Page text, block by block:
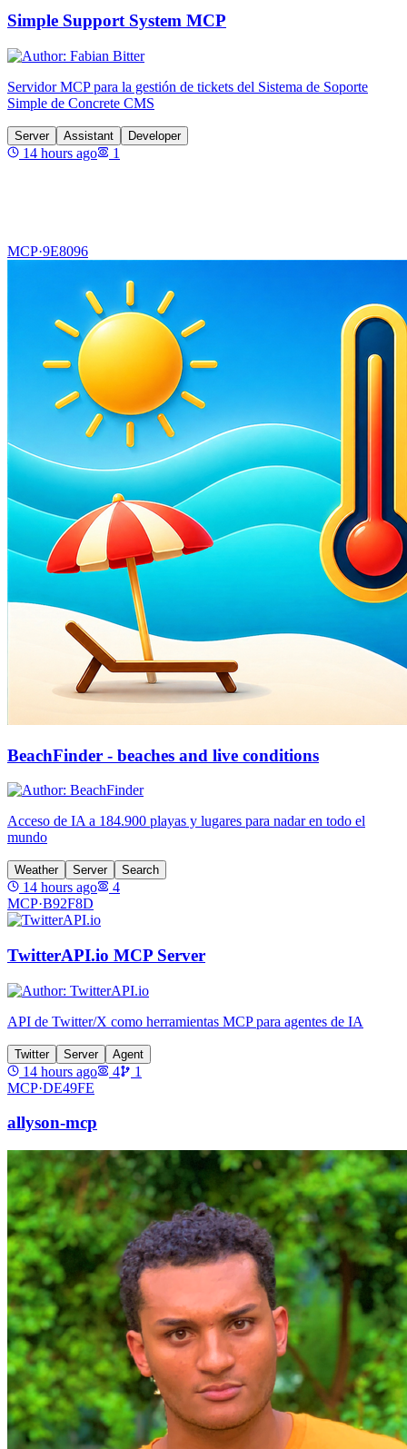
Simple Support System MCP
Servidor MCP para la gestión de tickets del Sistema de Soporte
Simple de Concrete CMS
Server Assistant Developer
14 hours ago 1
MCP·9E8096
BeachFinder - beaches and live conditions
Acceso de IA a 184.900 playas y lugares para nadar en todo el
mundo
Weather Server Search
14 hours ago
4
MCP·B92F8D
TwitterAPI.io MCP Server
API de Twitter/X como herramientas MCP para agentes de IA
Twitter Server Agent
14 hours ago 4
1
MCP·DE49FE
allyson-mcp